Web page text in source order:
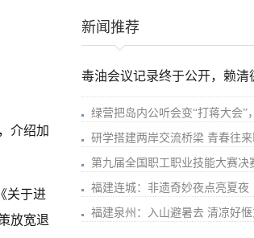
介绍加
关于进
放宽退
新闻推荐
毒油会议记录终于公开，赖清
绿营把岛内公听会变“打蒋大会”
研学搭建两岸交流桥梁 青春往
第九届全国职工职业技能大赛决
福建连城：非遗奇妙夜点亮夏夜
福建泉州：入山避暑去 清凉好惬